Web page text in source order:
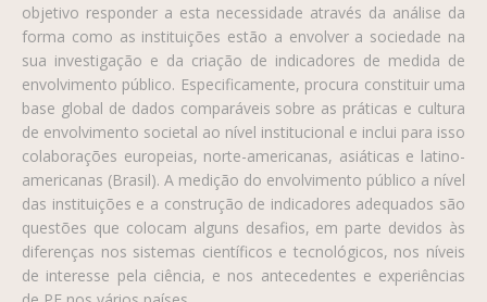
objetivo responder a esta necessidade através da análise da
forma como as instituições estão a envolver a sociedade na
sua investigação e da criação de indicadores de medida de
envolvimento público. Especificamente, procura constituir uma
base global de dados comparáveis sobre as práticas e cultura
de envolvimento societal ao nível institucional e inclui para isso
colaborações europeias, norte-americanas, asiáticas e latino-
americanas (Brasil). A medição do envolvimento público a nível
das instituições e a construção de indicadores adequados são
questões que colocam alguns desafios, em parte devidos às
diferenças nos sistemas científicos e tecnológicos, nos níveis
de interesse pela ciência, e nos antecedentes e experiências